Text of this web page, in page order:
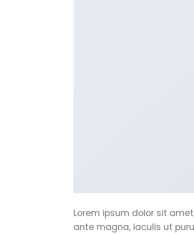
Lorem ipsum dolor sit
ante magna, iaculis ut